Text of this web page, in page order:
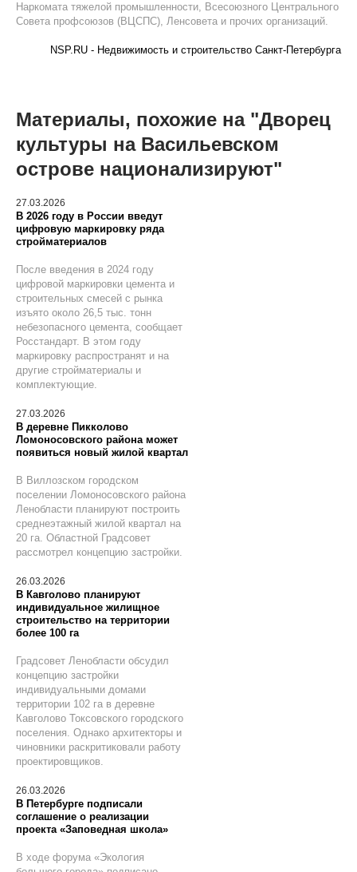
Наркомата тяжелой промышленности, Всесоюзного Центрального
Совета профсоюзов (ВЦСПС), Ленсовета и прочих организаций.
NSP.RU - Недвижимость и строительство Санкт-Петербурга
Материалы, похожие на "Дворец
культуры на Васильевском
острове национализируют"
27.03.2026
В 2026 году в России введут
цифровую маркировку ряда
стройматериалов
После введения в 2024 году
цифровой маркировки цемента и
строительных смесей с рынка
изъято около 26,5 тыс. тонн
небезопасного цемента, сообщает
Росстандарт. В этом году
маркировку распространят и на
другие стройматериалы и
комплектующие.
27.03.2026
В деревне Пикколово
Ломоносовского района может
появиться новый жилой квартал
В Виллозском городском
поселении Ломоносовского района
Ленобласти планируют построить
среднеэтажный жилой квартал на
20 га. Областной Градсовет
рассмотрел концепцию застройки.
26.03.2026
В Кавголово планируют
индивидуальное жилищное
строительство на территории
более 100 га
Градсовет Ленобласти обсудил
концепцию застройки
индивидуальными домами
территории 102 га в деревне
Кавголово Токсовского городского
поселения. Однако архитекторы и
чиновники раскритиковали работу
проектировщиков.
26.03.2026
В Петербурге подписали
соглашение о реализации
проекта «Заповедная школа»
В ходе форума «Экология